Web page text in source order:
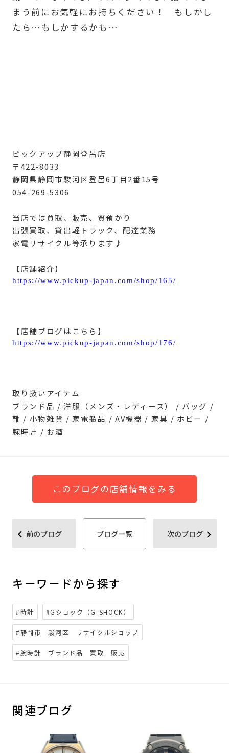
まう前にお気軽にお持ちください！ もしかし
たら…もしかするかも…
ピックアップ静岡登呂店
〒422-8033
静岡県静岡市駿河区登呂6丁目2番15号
054-269-5306
当店では買取、販売、質預かり
出張買取、貸出軽トラック、配達業務
家電リサイクル等承ります♪
【店舗紹介】
https://www.pickup-japan.com/shop/165/
【店舗ブログはこちら】
https://www.pickup-japan.com/shop/176/
取り扱いアイテム
ブランド品 / 洋服（メンズ・レディース） / バッグ /
靴 / 小物雑貨 / 家電製品 / AV機器 / 家具 / ホビー /
腕時計 / お酒
このブログの店舗情報をみる
前のブログ ブログ一覧 次のブログ
キーワードから探す
#時計 #Gショック（G-SHOCK）
#静岡市 駿河区 リサイクルショップ
#腕時計 ブランド品 買取 販売
関連ブログ